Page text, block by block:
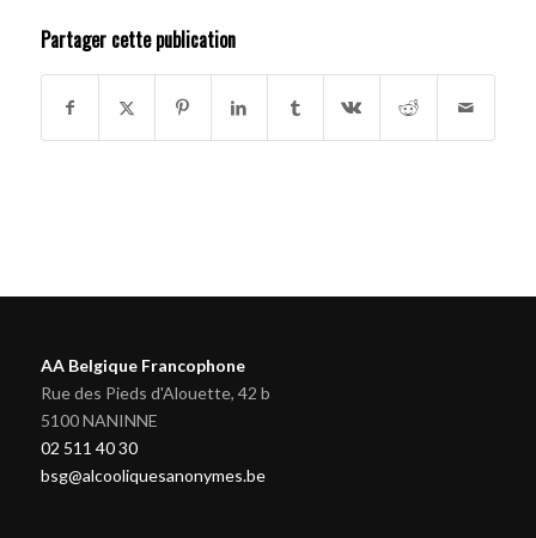
Partager cette publication
AA Belgique Francophone
Rue des Pieds d'Alouette, 42 b
5100 NANINNE
02 511 40 30
bsg@alcooliquesanonymes.be